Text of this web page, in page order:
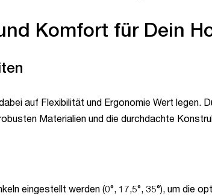
Komfort für Dein
auf Flexibilität und Ergonomie Wert legen.
Materialien und die durchdachte
eingestellt werden (0°, 17,5°, 35°), um die